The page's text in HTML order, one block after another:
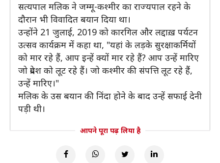
सत्यपाल मलिक ने जम्मू-कश्मीर का राज्यपाल रहने के
दौरान भी विवादित बयान दिया था।
उन्होंने 21 जुलाई, 2019 को कारगिल और लद्दाख़ पर्यटन
उत्सव कार्यक्रम में कहा था, "यहां के लड़के सुरक्षाकर्मियों
को मार रहे हैं, आप इन्हें क्यों मार रहे हैं? आप उन्हें मारिए
जो प्रदेश को लूट रहे हैं। जो कश्मीर की संपत्ति लूट रहे हैं,
उन्हें मारिए।"
मलिक के उस बयान की निंदा होने के बाद उन्हें सफाई देनी
पड़ी थी।
आपने पूरा पढ़ लिया है